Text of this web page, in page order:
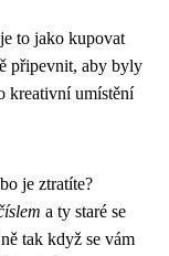
to jako kupovat
připevnit, aby byly
kreativní umístění
je ztratíte?
a ty staré se
tak když se vám